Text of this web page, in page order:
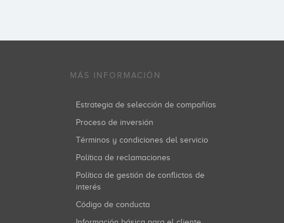
MÁS INFORMACIÓN
Estrategia de selección de compañías
Proceso de inversión
Términos y condiciones del servicio
Política de reclamaciones
Política de gestión de conflictos de
interés
Código de conducta